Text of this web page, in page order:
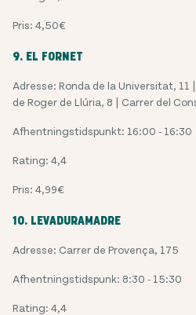
Pris: 4,50€
9. EL FORNET
Adresse: Ronda de la Universitat,
de Roger de Llúria, 8 | Carrer del
Afhentningstidspunkt: 16:00 - 16:30
Rating: 4,4
Pris: 4,99€
10. LEVADURAMADRE
Adresse: Carrer de Provença, 175
Afhentningstidspunk: 8:30 - 15:30
Rating: 4,4